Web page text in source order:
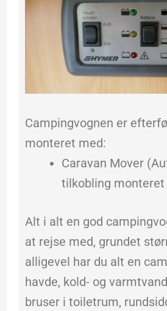
Campingvognen er
monteret med:
Caravan Mover
tilkobling monteret
Alt i alt en god
at rejse med, grundet
alligevel har du alt en
havde, kold- og
bruser i toiletrum,